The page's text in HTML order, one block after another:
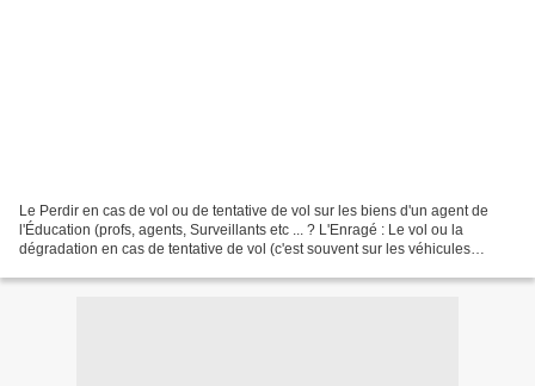
Le Perdir en cas de vol ou de tentative de vol sur les biens d'un agent de
l'Éducation (profs, agents, Surveillants etc ... ? L'Enragé : Le vol ou la
dégradation en cas de tentative de vol (c'est souvent sur les véhicules